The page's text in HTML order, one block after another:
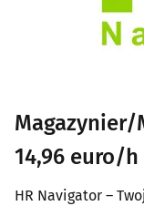
Magazynier/
14,96 euro/
HR Navigator –